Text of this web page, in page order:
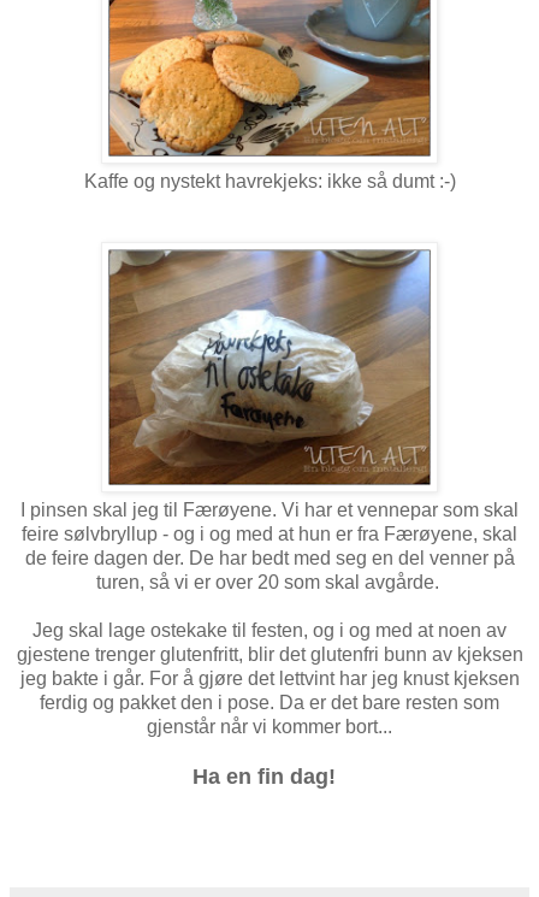
Kaffe og nystekt havrekjeks: ikke så dumt :-)
I pinsen skal jeg til Færøyene. Vi har et vennepar som skal
feire sølvbryllup - og i og med at hun er fra Færøyene, skal
de feire dagen der. De har bedt med seg en del venner på
turen, så vi er over 20 som skal avgårde.
Jeg skal lage ostekake til festen, og i og med at noen av
gjestene trenger glutenfritt, blir det glutenfri bunn av kjeksen
jeg bakte i går. For å gjøre det lettvint har jeg knust kjeksen
ferdig og pakket den i pose. Da er det bare resten som
gjenstår når vi kommer bort...
Ha en fin dag!